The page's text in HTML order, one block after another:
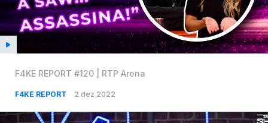
F4KE REPORT #120 | RTP Arena
F4KE REPORT 2 dez 2022